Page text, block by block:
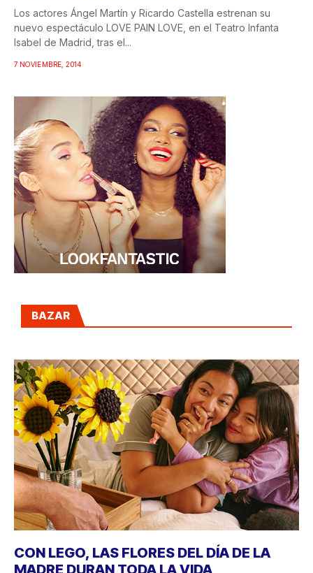
Los actores Ángel Martín y Ricardo Castella estrenan su
nuevo espectáculo LOVE PAIN LOVE, en el Teatro Infanta
Isabel de Madrid, tras el...
7 NOVIEMBRE, 2014
BAZAR
CON LEGO, LAS FLORES DEL DÍA DE LA
MADRE DURAN TODA LA VIDA